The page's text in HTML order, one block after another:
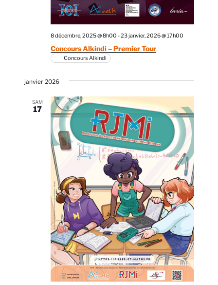
Concours Alkindi – Premier Tour
8 décembre, 2025 @ 8h00 -23 janvier, 2026 @ 17h00
Concours Alkindi
janvier 2026
SAM
17